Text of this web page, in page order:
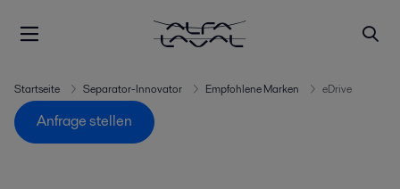
Startseite Separator-Innovator Empfohlene Marken eDrive
Anfrage stellen